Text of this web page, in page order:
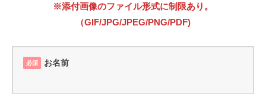
※添付画像のファイル形式に制限あり。
（GIF/JPG/JPEG/PNG/PDF)
必須 お名前